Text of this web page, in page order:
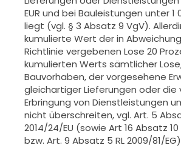
EUR und bei Bauleistungen unter 1
liegt (vgl. § 3 Absatz 9 VgV).
kumulierte Wert der in
Richtlinie vergebenen Lose 20
kumulierten Werts sämtlicher
Bauvorhaben,der vorgesehene
gleichartiger Lieferungen oder die
Erbringung von Dienstleistungen
nicht überschreiten, vgl. Art. 5
2014/24/EU (sowie Art 16 Absatz 10
bzw. Art. 9 Absatz 5 RL 2009/81/